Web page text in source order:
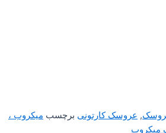
کارتونی برچسب میکروب ،